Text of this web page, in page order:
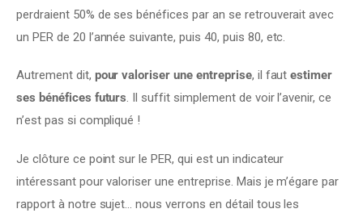
perdraient 50% de ses bénéfices par an se retrouverait avec
un PER de 20 l’année suivante, puis 40, puis 80, etc.
Autrement dit, pour valoriser une entreprise, il faut estimer
ses bénéfices futurs. Il suffit simplement de voir l’avenir, ce
n’est pas si compliqué !
Je clôture ce point sur le PER, qui est un indicateur
intéressant pour valoriser une entreprise. Mais je m’égare par
rapport à notre sujet… nous verrons en détail tous les